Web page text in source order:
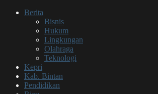
Berita
Bisnis
Hukum
Lingkungan
Olahraga
Teknologi
Kepri
Kab. Bintan
Pendidikan